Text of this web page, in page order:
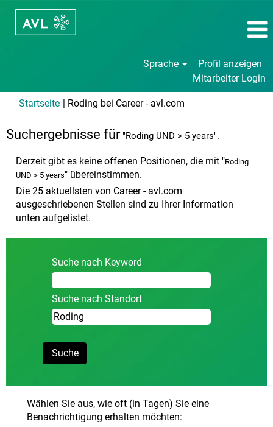
Sprache
Profil anzeigen
Mitarbeiter Login
Startseite | Roding bei Career - avl.com
Suchergebnisse für"Roding UND > 5 years".
Derzeit gibt es keine offenen Positionen, die mit "Roding
UND > 5 years" übereinstimmen.
Die 25 aktuellsten von Career - avl.com
ausgeschriebenen Stellen sind zu Ihrer Information
unten aufgelistet.
Suche nach Keyword
Suche nach Standort
Wählen Sie aus, wie oft (in Tagen) Sie eine
Benachrichtigung erhalten möchten: